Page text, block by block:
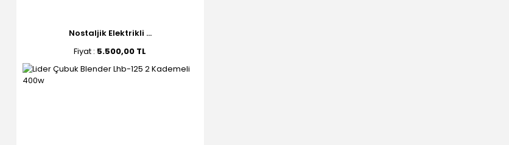
Nostaljik Elektrikli ...
Fiyat : 5.500,00 TL